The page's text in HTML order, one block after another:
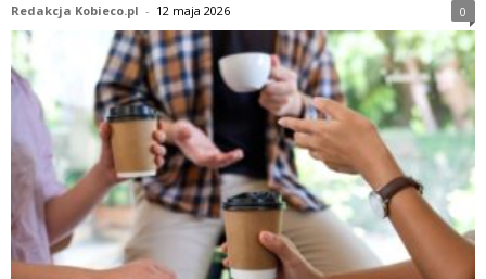
Redakcja Kobieco.pl - 12 maja 2026 0